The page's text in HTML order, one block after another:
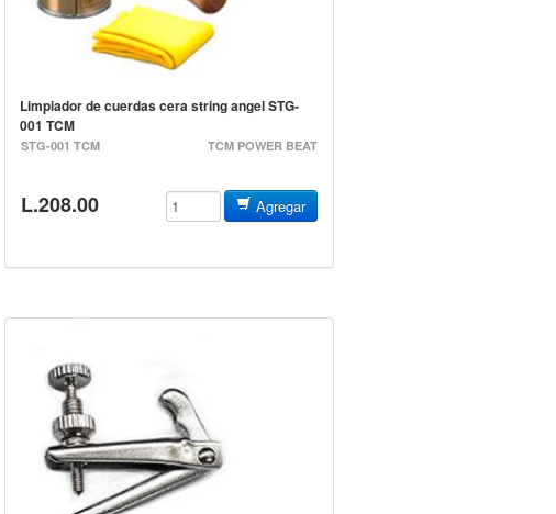
Limpiador de cuerdas cera string angel STG-
001 TCM
STG-001 TCM TCM POWER BEAT
L.208.00 Agregar